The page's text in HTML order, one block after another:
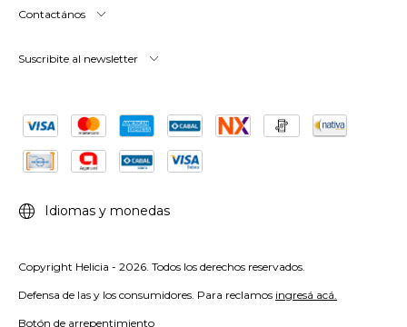
Contactános
Suscribite al newsletter
Idiomas y monedas
Copyright Helicia - 2026. Todos los derechos reservados.
Defensa de las y los consumidores. Para reclamos ingresá acá.
Botón de arrepentimiento